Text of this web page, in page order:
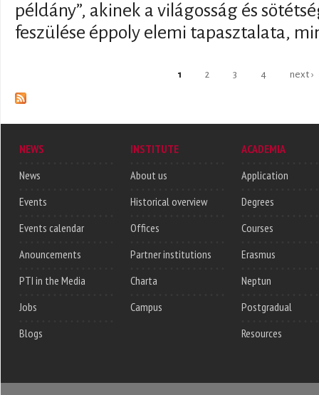
példány”, akinek a világosság és
feszülése éppoly elemi tapasztalata,
1 2 3 4 next ›
NEWS
News
Events
Events calendar
Anouncements
PTI in the Media
Jobs
Blogs
INSTITUTE
About us
Historical overview
Offices
Partner institutions
Charta
Campus
ACADEMIA
Application
Degrees
Courses
Erasmus
Neptun
Postgradual
Resources